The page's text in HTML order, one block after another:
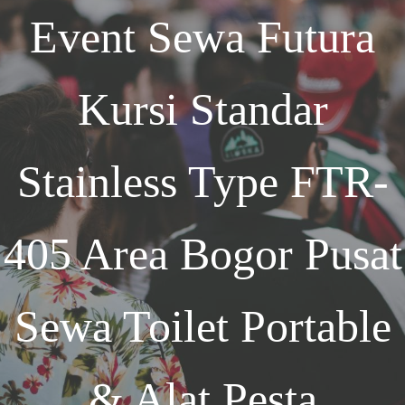
EventSewa Futura
Kursi Standar
Stainless Type FTR-
405 Area BogorPusat
Sewa Toilet Portable